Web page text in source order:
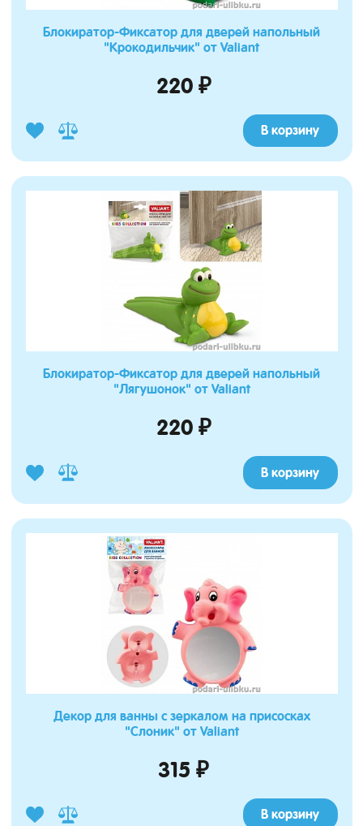
Блокиратор-Фиксатор для дверей напольный
"Крокодильчик" от Valiant
220 ₽
В корзину
Блокиратор-Фиксатор для дверей напольный
"Лягушонок" от Valiant
220 ₽
В корзину
Декор для ванны с зеркалом на присосках
"Слоник" от Valiant
315 ₽
В корзину